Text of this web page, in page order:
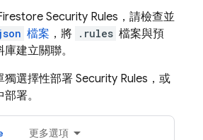
Security Rules ，請檢查並
檔案 ，將 .rules 檔案與預
建立關聯。
獨選擇性部署 Security Rules ，或
署。
更多選項